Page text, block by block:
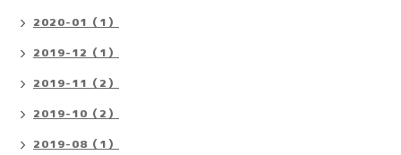
2020-01（1）
2019-12（1）
2019-11（2）
2019-10（2）
2019-08（1）